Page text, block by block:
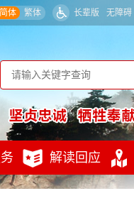
简体 繁体 长辈版 无障碍
解读回应